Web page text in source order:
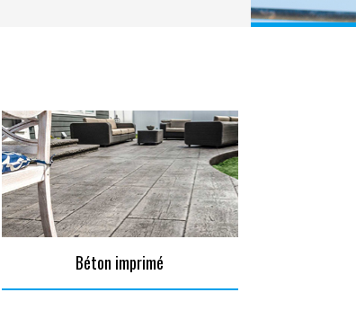
Béton imprimé